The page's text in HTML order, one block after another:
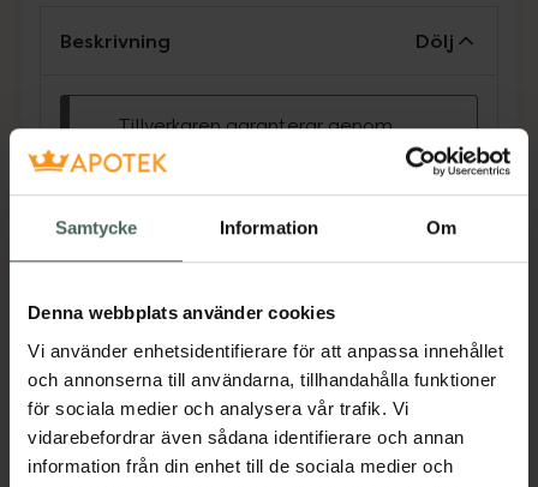
Samtycke Information Om
Denna webbplats använder cookies
Vi använder enhetsidentifierare för att anpassa innehållet
och annonserna till användarna, tillhandahålla funktioner
för sociala medier och analysera vår trafik. Vi
vidarebefordrar även sådana identifierare och annan
information från din enhet till de sociala medier och
Beskrivning Dölj
Tillverkaren garanterar genom
CE-märkning att produkten är
Vitaminberikade endagslinser som kan bidra
garanterar hög komfort och återfuktning.
• Baskurva; 8.5
• Diameter; 14,5
Jämförpris 10,63 kr/st